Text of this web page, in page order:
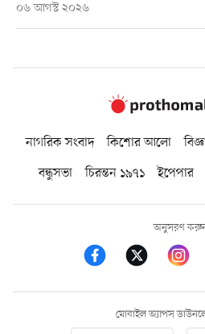
০৬ আগস্ট ২০২৬
নাগরিক সংবাদ কিশোর আলো
বন্ধুসভা
চিরন্তন ১৯৭১ ইপেপার
অনুসরণ
মোবাইল অ্যাপস